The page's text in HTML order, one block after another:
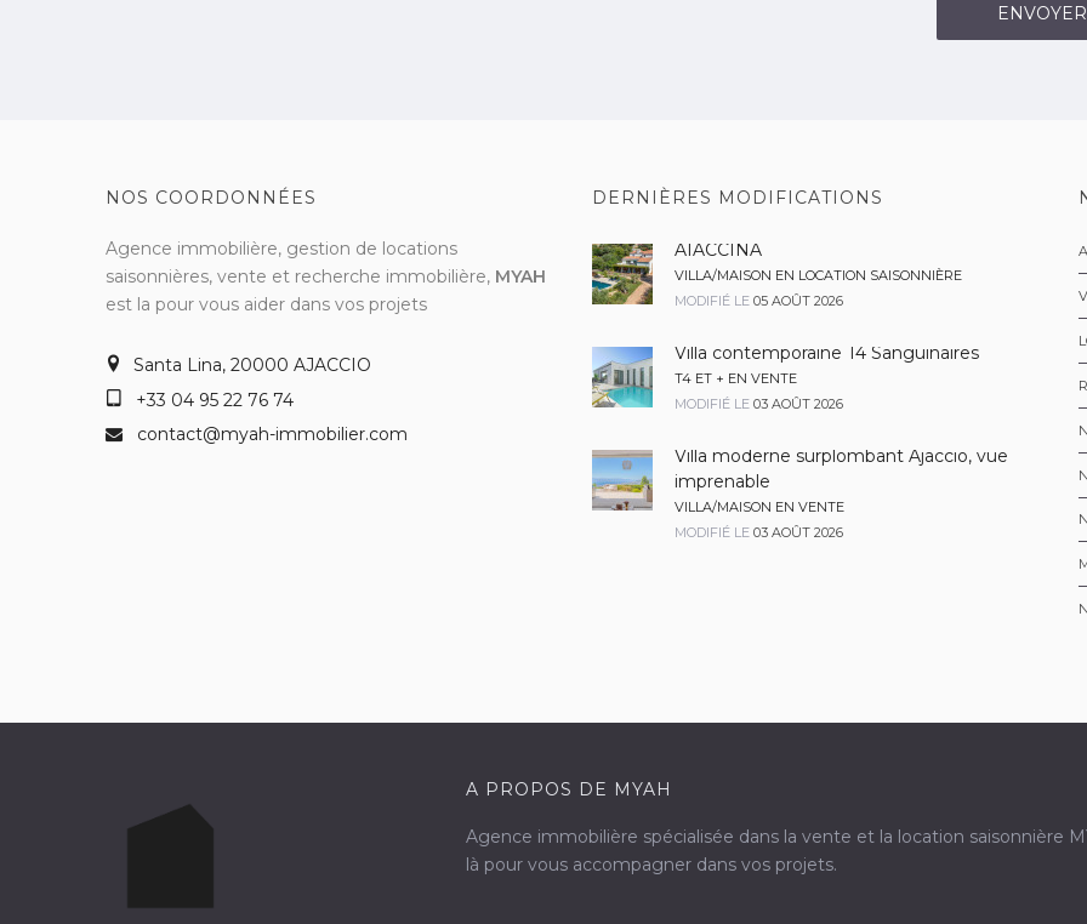
NOS COORDONNÉES
Agence immobilière, gestion de locations
saisonnières, vente et recherche immobilière, MYAH
est la pour vous aider dans vos projets
Santa Lina, 20000 AJACCIO
+33 04 95 22 76 74
contact@myah-immobilier.com
DERNIÈRES MODIFICATIONS
AIACCINA
VILLA/MAISON EN LOCATION SAISONNIÈRE
MODIFIÉ LE 05 AOÛT 2026
Villa contemporaine T4 Sanguinaires
T4 ET + EN VENTE
MODIFIÉ LE 03 AOÛT 2026
Villa moderne surplombant Ajaccio, vue
imprenable
VILLA/MAISON EN VENTE
MODIFIÉ LE 03 AOÛT 2026
A PROPOS DE MYAH
Agence immobilière spécialisée dans la vente et la location saisonnière
là pour vous accompagner dans vos projets.